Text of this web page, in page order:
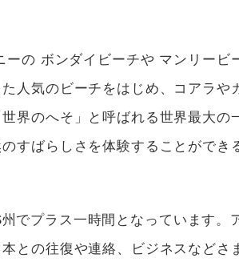
の ボンダイビーチや マンリービ
人気のビーチをはじめ、コアラや
界のへそ」と呼ばれる世界最大の
すばらしさを体験することができ
でプラス一時間となっています。
との往復や連絡、ビジネスなどさ